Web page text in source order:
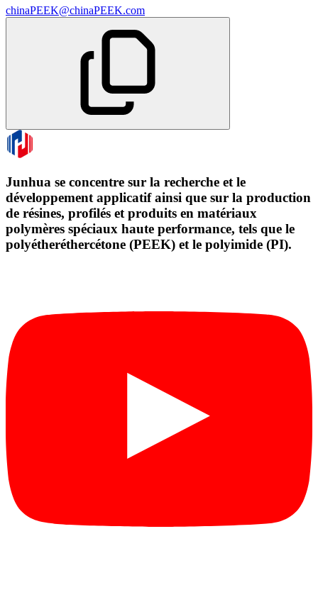
chinaPEEK@chinaPEEK.com
Junhua se concentre sur la recherche et le
développement applicatif ainsi que sur la production
de résines, profilés et produits en matériaux
polymères spéciaux haute performance, tels que le
polyétheréthercétone (PEEK) et le polyimide (PI).